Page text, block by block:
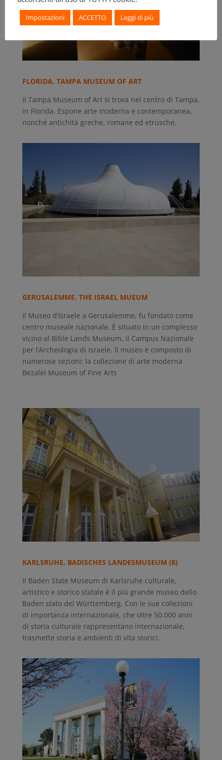
FLORIDA, TAMPA MUSEUM OF ART
Il Tampa Museum of Art si trova nel centro di Tampa,
in Florida. Espone arte moderna e contemporanea,
nonché antichità greche, romane ed etrusche.
GERUSALEMME, THE ISRAEL MUEUM
Il Museo d’Israele a Gerusalemme, fu fondato come
centro museale nazionale. È situato in un complesso
vicino al Bible Lands Museum, il Campus Nazionale
per l’Archeologia di Israele. Il museo è composto di
numerose sezioni: la collezione di arte moderna
Bezalel Museum of Fine Arts
KARLSRUHE, BADISCHES LANDESMUSEUM (8)
Il Baden State Museum di Karlsruhe culturale,
artistico e storico statale è il più grande museo dello
Baden stato del Württemberg. Con le sue collezioni
di importanza internazionale, che oltre 50.000 anni
di storia culturale rappresentano internazionale,
trasmette storia e ambienti di vita storici.
Impostazioni ACCETTO Leggi di più